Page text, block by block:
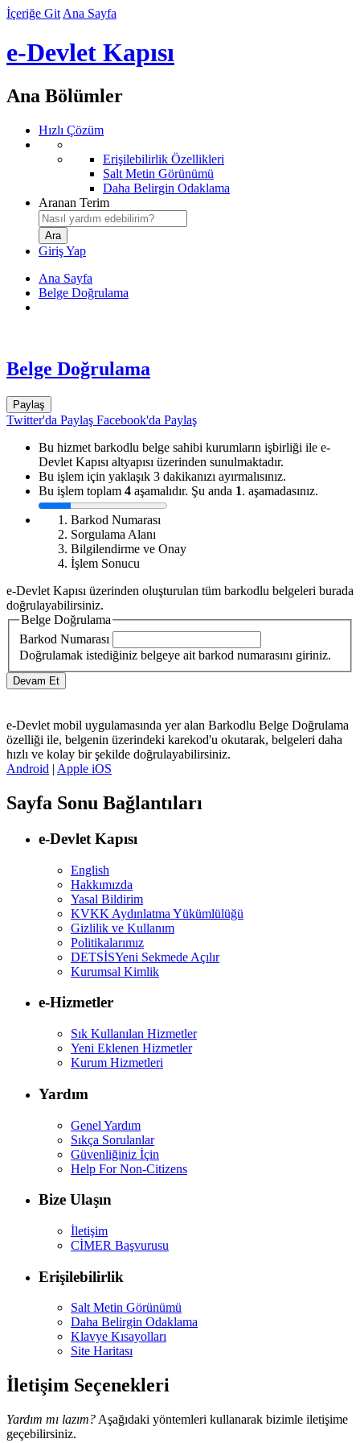
İçeriğe Git Ana Sayfa
e-Devlet Kapısı
Ana Bölümler
Hızlı Çözüm
Erişilebilirlik Özellikleri
Salt Metin Görünümü
Daha Belirgin Odaklama
Aranan Terim
Giriş Yap
Ana Sayfa
Belge Doğrulama
Belge Doğrulama
Paylaş
Twitter'da Paylaş Facebook'da Paylaş
Bu hizmet barkodlu belge sahibi kurumların işbirliği ile e-
Devlet Kapısı altyapısı üzerinden sunulmaktadır.
Bu işlem için yaklaşık 3 dakikanızı ayırmalısınız.
Bu işlem toplam 4 aşamalıdır. Şu anda 1. aşamadasınız.
Barkod Numarası
Sorgulama Alanı
Bilgilendirme ve Onay
İşlem Sonucu
e-Devlet Kapısı üzerinden oluşturulan tüm barkodlu belgeleri burada
doğrulayabilirsiniz.
Belge Doğrulama
Barkod Numarası
Doğrulamak istediğiniz belgeye ait barkod numarasını giriniz.
e-Devlet mobil uygulamasında yer alan Barkodlu Belge Doğrulama
özelliği ile, belgenin üzerindeki karekod'u okutarak, belgeleri daha
hızlı ve kolay bir şekilde doğrulayabilirsiniz.
Android | Apple iOS
Sayfa Sonu Bağlantıları
e-Devlet Kapısı
English
Hakkımızda
Yasal Bildirim
KVKK Aydınlatma Yükümlülüğü
Gizlilik ve Kullanım
Politikalarımız
DETSİSYeni Sekmede Açılır
Kurumsal Kimlik
e-Hizmetler
Sık Kullanılan Hizmetler
Yeni Eklenen Hizmetler
Kurum Hizmetleri
Yardım
Genel Yardım
Sıkça Sorulanlar
Güvenliğiniz İçin
Help For Non-Citizens
Bize Ulaşın
İletişim
CİMER Başvurusu
Erişilebilirlik
Salt Metin Görünümü
Daha Belirgin Odaklama
Klavye Kısayolları
Site Haritası
İletişim Seçenekleri
Yardım mı lazım? Aşağıdaki yöntemleri kullanarak bizimle iletişime
geçebilirsiniz.